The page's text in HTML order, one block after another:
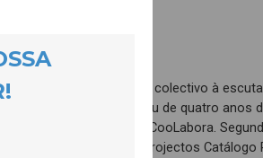
2025
: floresta é um livro do colectivo à
Joana de Sá, que resultou de quatro anos
que esteve em debate na CooLabora.
recolhidos nos projectos Catálogo